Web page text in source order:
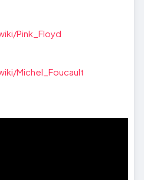
Pink_Floyd
Michel_Foucault